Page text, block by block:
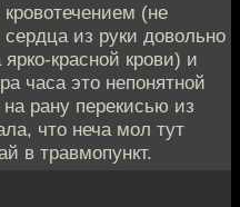
(не
из руки довольно
красной крови) и
часа это непонятной
рану перекисью из
что неча мол тут
в травмопункт.